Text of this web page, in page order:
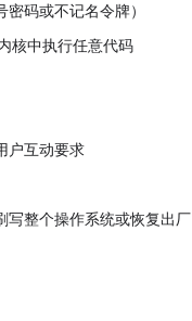
码或不记名令牌）
核中执行任意代码
户互动要求
写整个操作系统或恢复出厂